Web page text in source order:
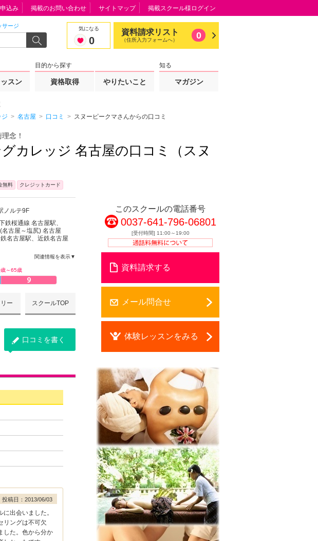
サージ 気になる
0
資料請求リスト
（住所入力フォームへ） 0
スン
目的から探す
資格取得 やりたいこと
知る
マガジン
込み 掲載のお問い合わせ サイトマップ 掲載スクール様ログイン
名古屋 口コミ スヌーピークマさんからの口コミ
念！
カレッジ 名古屋の口コミ（スヌ
無料 クレジットカード
ノルテ9F
鉄桜通線 名古屋駅、
古屋～塩尻) 名古屋
名古屋駅、近鉄名古屋
関連情報を表示▼
～65歳
ー スクールTOP
口コミを書く
投稿日：2013/06/03
出会いました。
リングは不可欠
した。色から分か
このスクールの電話番号
0037-641-796-06801
[受付時間] 11:00～19:00
資料請求する
メール問合せ
体験レッスンをみる